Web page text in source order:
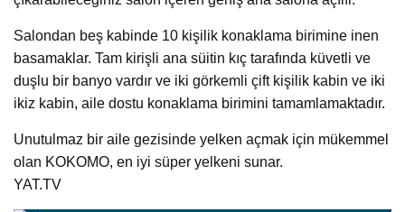
Salondan beş kabinde 10 kişilik konaklama birimine inen
basamaklar. Tam kirişli ana süitin kıç tarafında küvetli ve
duşlu bir banyo vardır ve iki görkemli çift kişilik kabin ve iki
ikiz kabin, aile dostu konaklama birimini tamamlamaktadır.
Unutulmaz bir aile gezisinde yelken açmak için mükemmel
olan KOKOMO, en iyi süper yelkeni sunar.
YAT.TV